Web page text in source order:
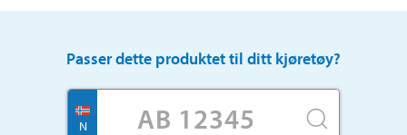
Passer dette produktet til ditt kjøretøy?
N